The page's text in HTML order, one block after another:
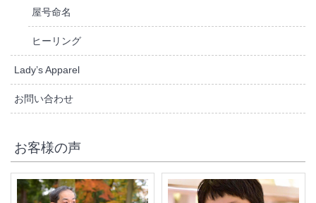
屋号命名
ヒーリング
Lady’s Apparel
お問い合わせ
お客様の声